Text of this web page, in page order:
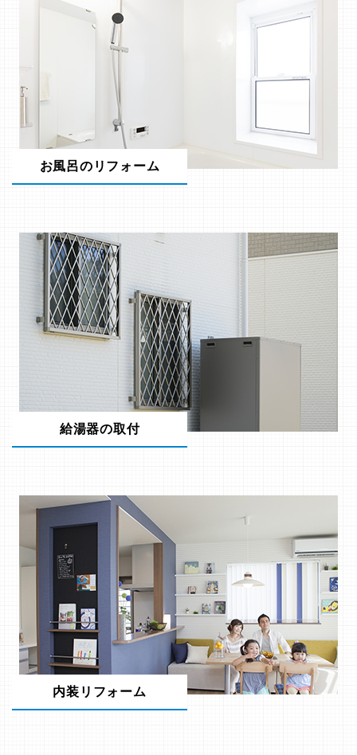
お風呂のリフォーム
給湯器の取付
内装リフォーム